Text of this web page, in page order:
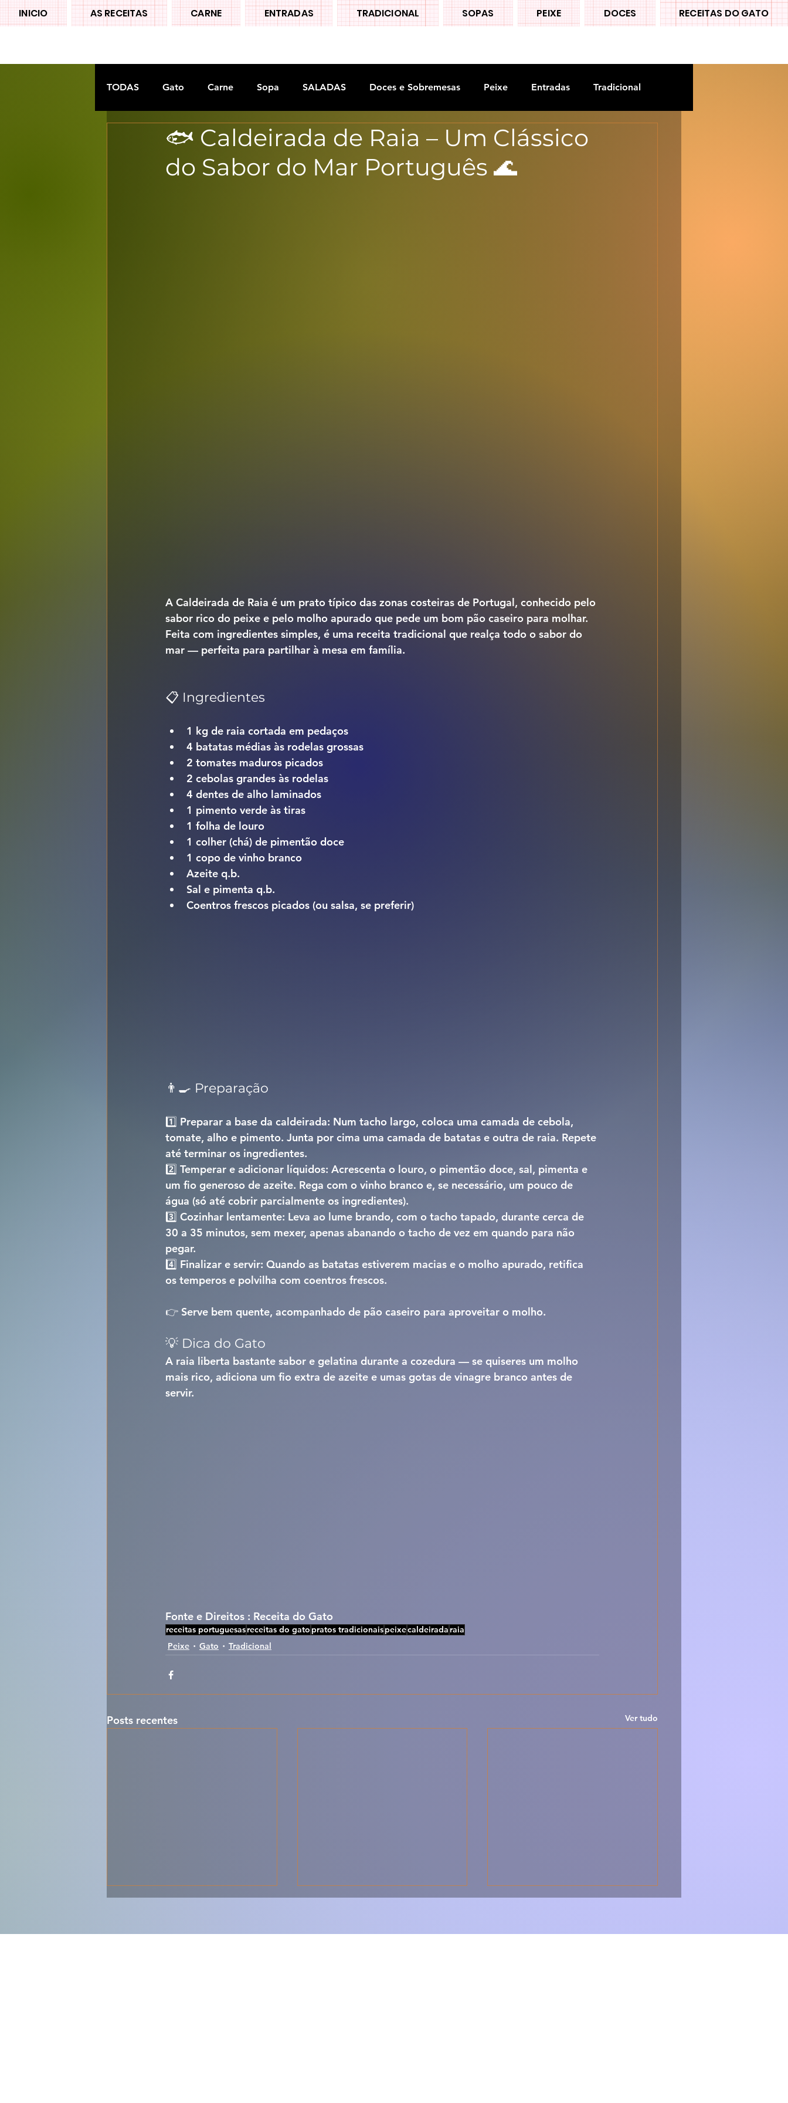
INICIO AS RECEITAS CARNE ENTRADAS TRADICIONAL SOPAS PEIXE DOCES RECEITAS DO GATO
TODAS Gato Carne Sopa SALADAS Doces e Sobremesas Peixe Entradas Tradicional
Doces tradiconais FRUTAS Legumes
🐟 Caldeirada de Raia – Um Clássico
do Sabor do Mar Português 🌊
A Caldeirada de Raia é um prato típico das zonas costeiras de Portugal, conhecido pelo
sabor rico do peixe e pelo molho apurado que pede um bom pão caseiro para molhar.
Feita com ingredientes simples, é uma receita tradicional que realça todo o sabor do
mar — perfeita para partilhar à mesa em família.
📋 Ingredientes
1 kg de raia cortada em pedaços
4 batatas médias às rodelas grossas
2 tomates maduros picados
2 cebolas grandes às rodelas
4 dentes de alho laminados
1 pimento verde às tiras
1 folha de louro
1 colher (chá) de pimentão doce
1 copo de vinho branco
Azeite q.b.
Sal e pimenta q.b.
Coentros frescos picados (ou salsa, se preferir)
👨‍🍳 Preparação
1️⃣ Preparar a base da caldeirada: Num tacho largo, coloca uma camada de cebola,
tomate, alho e pimento. Junta por cima uma camada de batatas e outra de raia. Repete
até terminar os ingredientes.
2️⃣ Temperar e adicionar líquidos: Acrescenta o louro, o pimentão doce, sal, pimenta e
um fio generoso de azeite. Rega com o vinho branco e, se necessário, um pouco de
água (só até cobrir parcialmente os ingredientes).
3️⃣ Cozinhar lentamente: Leva ao lume brando, com o tacho tapado, durante cerca de
30 a 35 minutos, sem mexer, apenas abanando o tacho de vez em quando para não
pegar.
4️⃣ Finalizar e servir: Quando as batatas estiverem macias e o molho apurado, retifica
os temperos e polvilha com coentros frescos.
👉 Serve bem quente, acompanhado de pão caseiro para aproveitar o molho.
💡 Dica do Gato
A raia liberta bastante sabor e gelatina durante a cozedura — se quiseres um molho
mais rico, adiciona um fio extra de azeite e umas gotas de vinagre branco antes de
servir.
Fonte e Direitos : Receita do Gato
receitas portuguesasreceitas do gato pratos tradicionaispeixecaldeirada raia
Peixe
Gato Tradicional
Posts recentes Ver tudo